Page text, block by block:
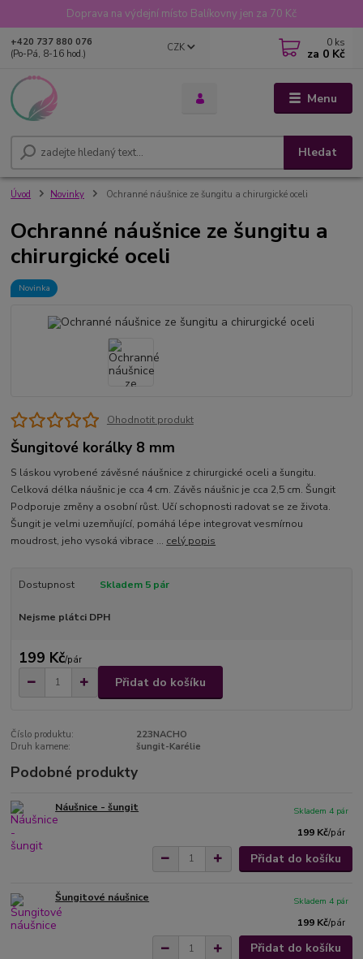
Doprava na výdejní místo Balíkovny jen za 70 Kč
Menu
CZK
Hledat
+420 737 880 076
(Po-Pá, 8-16 hod.)
0 ks
za 0 Kč
Úvod Novinky Ochranné náušnice ze šungitu a chirurgické oceli
Ochranné náušnice ze šungitu a
chirurgické oceli
Novinka
Ohodnotit produkt
Šungitové korálky 8 mm
S láskou vyrobené závěsné náušnice z chirurgické oceli a šungitu.
Celková délka náušnic je cca 4 cm. Závěs náušnic je cca 2,5 cm. Šungit
Podporuje změny a osobní růst. Učí schopnosti radovat se ze života.
Šungit je velmi uzemňující, pomáhá lépe integrovat vesmírnou
moudrost, jeho vysoká vibrace ... celý popis
Dostupnost Skladem 5 pár
Nejsme plátci DPH
199 Kč/pár
Přidat do košíku
Číslo produktu:
223NACHO
Druh kamene:
šungit-Karélie
Podobné produkty
Náušnice - šungit
199 Kč/pár
Skladem 4 pár
Přidat do košíku
Šungitové náušnice
199 Kč/pár
Skladem 4 pár
Přidat do košíku